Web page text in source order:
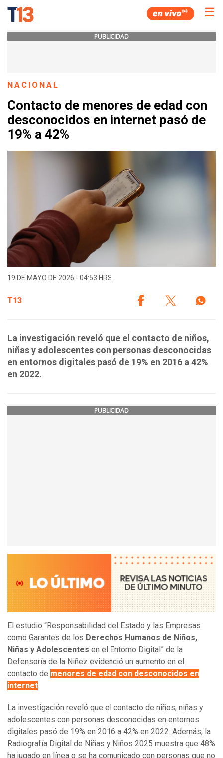
☰
PUBLICIDAD
NACIONAL
Contacto de menores de edad con
desconocidos en internet pasó de
19% a 42%
19 DE MAYO DE 2026 - 04:53 HRS.
T13
La investigación reveló que el contacto de niños,
niñas y adolescentes con personas desconocidas
en entornos digitales pasó de 19% en 2016 a 42%
en 2022.
PUBLICIDAD
El estudio “Responsabilidad del Estado y las Empresas
como Garantes de los Derechos Humanos de Niños,
Niñas y Adolescentes en el Entorno Digital” de la
Defensoría de la Niñez evidenció un aumento en el
contacto de menores de edad con desconocidos en
internet.
La investigación reveló que el contacto de niños, niñas y
adolescentes con personas desconocidas en entornos
digitales pasó de 19% en 2016 a 42% en 2022. Además, la
Radiografía Digital de Niñas y Niños 2025 muestra que 48%
ha jugado en línea o se ha comunicado con personas que no